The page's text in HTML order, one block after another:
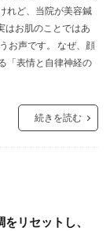
れど、当院が美容鍼
はお肌のことではあ
お声です。 なぜ、顔
「表情と自律神経の
続きを読む
リセットし、